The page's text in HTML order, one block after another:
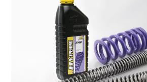
MV AGUSTA ROYAL ENFIELD
TRIUMPH